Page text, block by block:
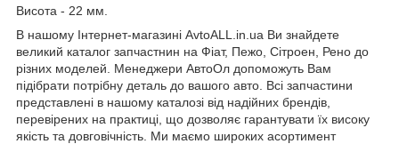
Висота - 22 мм.
В нашому Інтернет-магазині AvtoALL.in.ua Ви знайдете
великий каталог запчастнин на Фіат, Пежо, Сітроен, Рено до
різних моделей. Менеджери АвтоОл допоможуть Вам
підібрати потрібну деталь до вашого авто. Всі запчастини
представлені в нашому каталозі від надійних брендів,
перевірених на практиці, що дозволяє гарантувати їх високу
якість та довговічність. Ми маємо широких асортимент